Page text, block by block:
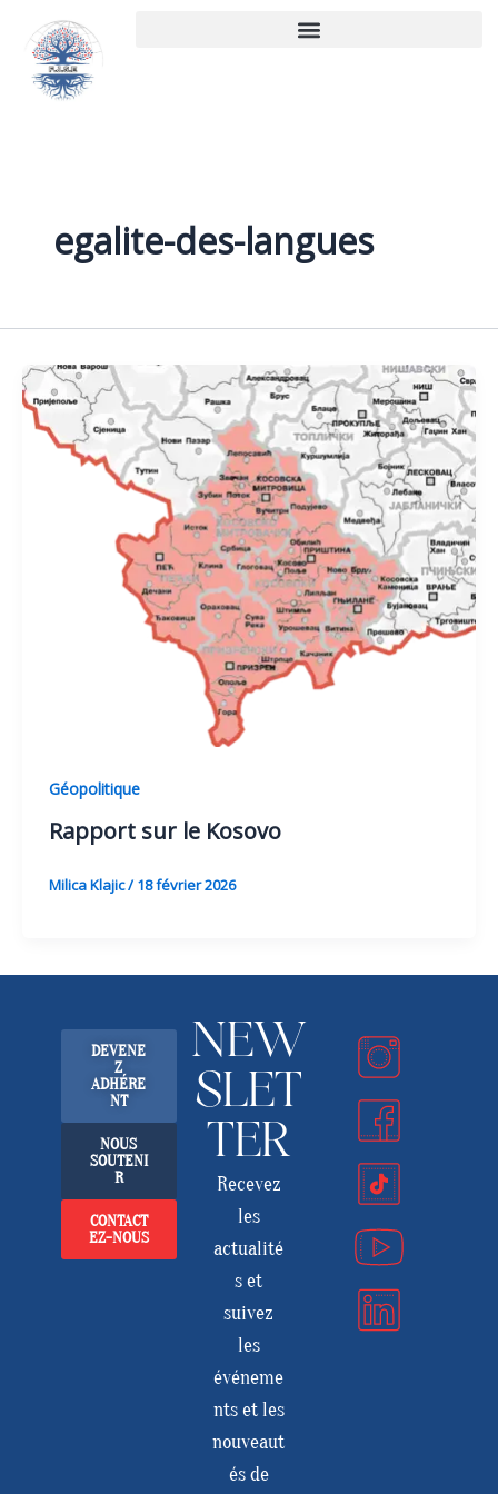
contenu
egalite-des-langues
Géopolitique
Rapport sur le Kosovo
Milica Klajic/18 février 2026
DEVENE
Z
ADHÉRE
NT
NOUS
SOUTENI
R
CONTACT
EZ-NOUS
NEW
SLET
TER
Recevez
les
actualité
s et
suivez
les
événeme
nts et les
nouveaut
és de